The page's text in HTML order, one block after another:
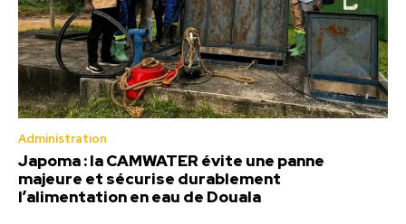
Administration
Japoma : la CAMWATER évite une panne
majeure et sécurise durablement
l’alimentation en eau de Douala